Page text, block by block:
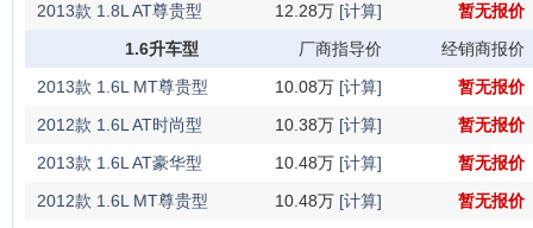
2013款 1.8L AT尊贵型
12.28万 [计算]
暂无报价
1.6升车型
厂商指导价
经销商报价
2013款 1.6L MT尊贵型
10.08万 [计算]
暂无报价
2012款 1.6L AT时尚型
10.38万 [计算]
暂无报价
2013款 1.6L AT豪华型
10.48万 [计算]
暂无报价
2012款 1.6L MT尊贵型
10.48万 [计算]
暂无报价